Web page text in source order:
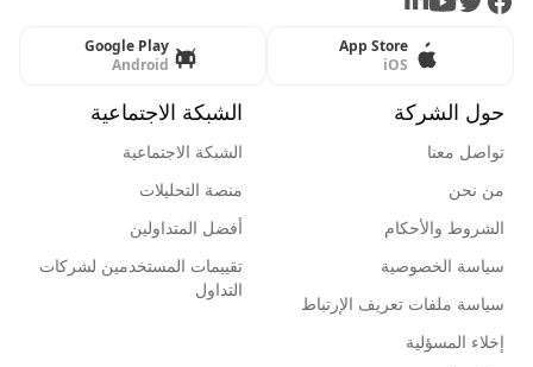
App Store
iOS
Google Play
Android
حول الشركة
تواصل معنا
من نحن
الشروط والأحكام
سياسة الخصوصية
سياسة ملفات تعريف الإرتباط
إخلاء المسؤلية
الشبكة الاجتماعية
الشبكة الاجتماعية
منصة التحليلات
أفضل المتداولين
تقييمات المستخدمين لشركات
التداول